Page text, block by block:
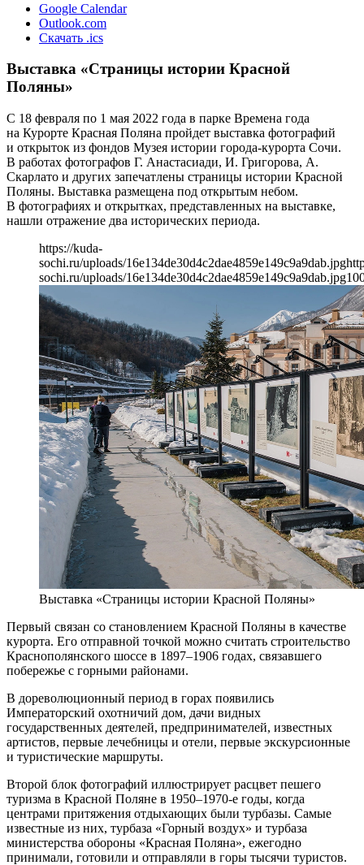
Google Calendar
Outlook.com
Скачать .ics
Выставка «Страницы истории Красной
Поляны»
С 18 февраля по 1 мая 2022 года в парке Времена года
на Курорте Красная Поляна пройдет выставка фотографий
и открыток из фондов Музея истории города-курорта Сочи.
В работах фотографов Г. Анастасиади, И. Григорова, А.
Скарлато и других запечатлены страницы истории Красной
Поляны. Выставка размещена под открытым небом.
В фотографиях и открытках, представленных на выставке,
нашли отражение два исторических периода.
https://kuda-
sochi.ru/uploads/16e134de30d4c2dae4859e149c9a9dab.jpg
sochi.ru/uploads/16e134de30d4c2dae4859e149c9a9dab.jpg
Выставка «Страницы истории Красной Поляны»
Первый связан со становлением Красной Поляны в качестве
курорта. Его отправной точкой можно считать строительство
Краснополянского шоссе в 1897–1906 годах, связавшего
побережье с горными районами.
В дореволюционный период в горах появились
Императорский охотничий дом, дачи видных
государственных деятелей, предпринимателей, известных
артистов, первые лечебницы и отели, первые экскурсионные
и туристические маршруты.
Второй блок фотографий иллюстрирует расцвет пешего
туризма в Красной Поляне в 1950–1970-е годы, когда
центрами притяжения отдыхающих были турбазы. Самые
известные из них, турбаза «Горный воздух» и турбаза
министерства обороны «Красная Поляна», ежегодно
принимали, готовили и отправляли в горы тысячи туристов.